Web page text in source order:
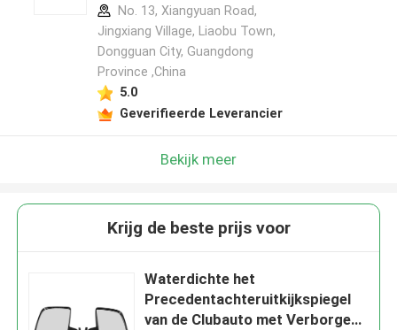
No. 13, Xiangyuan Road,
Jingxiang Village, Liaobu Town,
Dongguan City, Guangdong
Province ,China
5.0
Geverifieerde Leverancier
Bekijk meer
Krijg de beste prijs voor
Waterdichte het
Precedentachteruitkijkspiegel
van de Clubauto met Verborgen